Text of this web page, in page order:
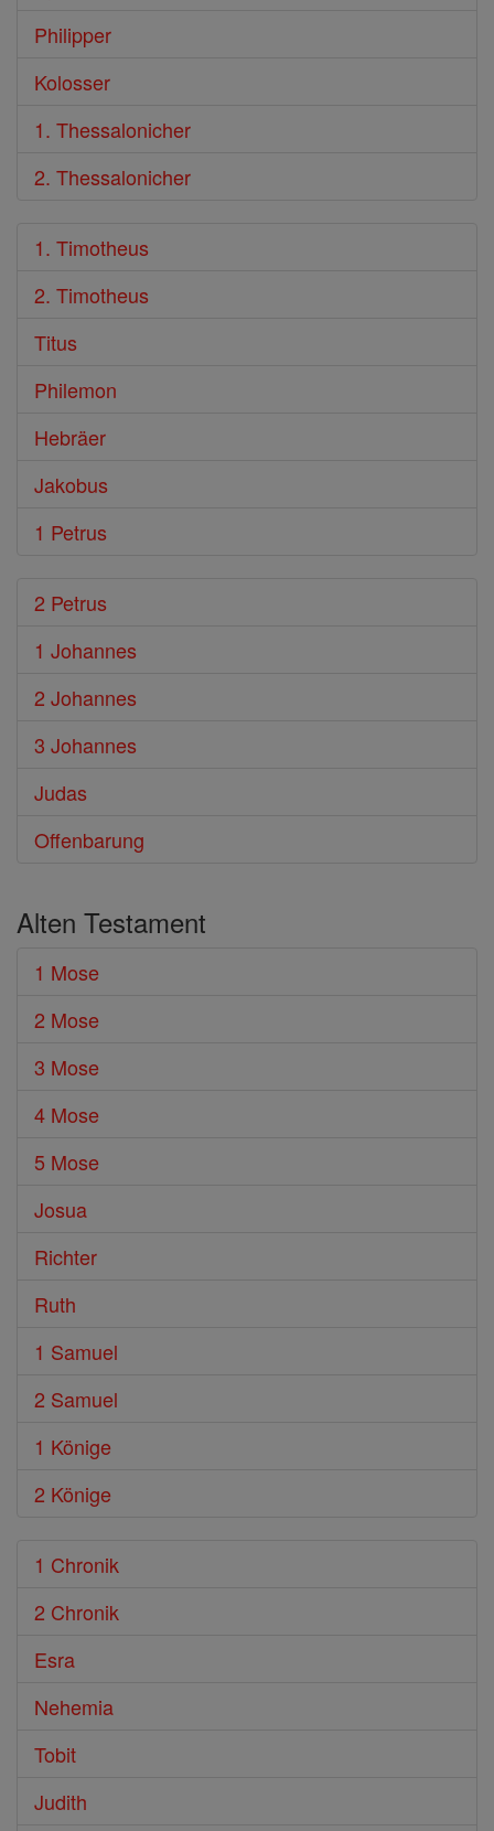
Philipper
Kolosser
1. Thessalonicher
2. Thessalonicher
1. Timotheus
2. Timotheus
Titus
Philemon
Hebräer
Jakobus
1 Petrus
2 Petrus
1 Johannes
2 Johannes
3 Johannes
Judas
Offenbarung
Alten Testament
1 Mose
2 Mose
3 Mose
4 Mose
5 Mose
Josua
Richter
Ruth
1 Samuel
2 Samuel
1 Könige
2 Könige
1 Chronik
2 Chronik
Esra
Nehemia
Tobit
Judith